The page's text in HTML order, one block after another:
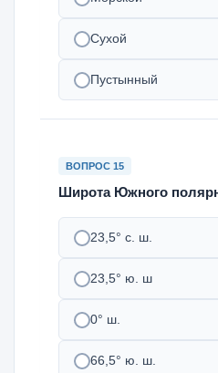
Сухой
Пустынный
ВОПРОС 15
Широта Южного
23,5° с. ш.
23,5° ю. ш
0° ш.
66,5° ю. ш.